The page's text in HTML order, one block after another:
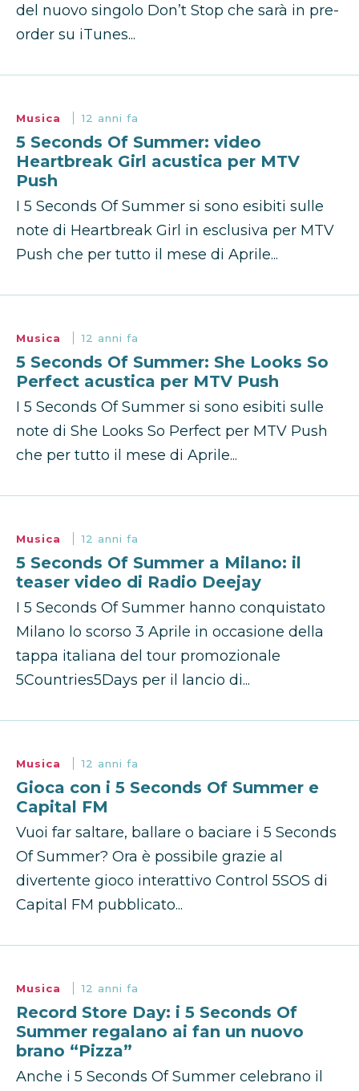
del nuovo singolo Don’t Stop che sarà in pre-
order su iTunes...
Musica 12 anni fa
5 Seconds Of Summer: video
Heartbreak Girl acustica per MTV
Push
I 5 Seconds Of Summer si sono esibiti sulle
note di Heartbreak Girl in esclusiva per MTV
Push che per tutto il mese di Aprile...
Musica 12 anni fa
5 Seconds Of Summer: She Looks So
Perfect acustica per MTV Push
I 5 Seconds Of Summer si sono esibiti sulle
note di She Looks So Perfect per MTV Push
che per tutto il mese di Aprile...
Musica 12 anni fa
5 Seconds Of Summer a Milano: il
teaser video di Radio Deejay
I 5 Seconds Of Summer hanno conquistato
Milano lo scorso 3 Aprile in occasione della
tappa italiana del tour promozionale
5Countries5Days per il lancio di...
Musica 12 anni fa
Gioca con i 5 Seconds Of Summer e
Capital FM
Vuoi far saltare, ballare o baciare i 5 Seconds
Of Summer? Ora è possibile grazie al
divertente gioco interattivo Control 5SOS di
Capital FM pubblicato...
Musica 12 anni fa
Record Store Day: i 5 Seconds Of
Summer regalano ai fan un nuovo
brano “Pizza”
Anche i 5 Seconds Of Summer celebrano il